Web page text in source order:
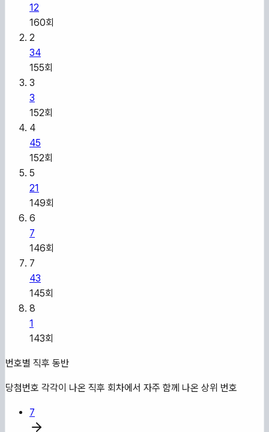
12
160회
2
34
155회
3
3
152회
4
45
152회
5
21
149회
6
7
146회
7
43
145회
8
1
143회
번호별 직후 동반
당첨번호 각각이 나온 직후 회차에서 자주 함께 나온 상위 번호
7